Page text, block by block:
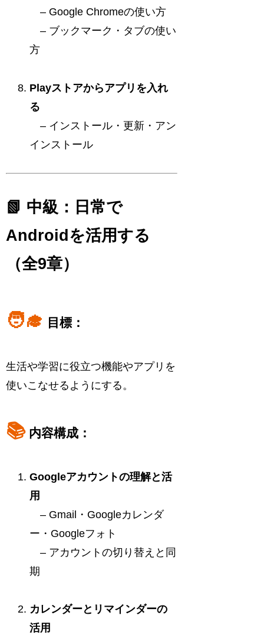
– Google Chromeの使い方
– ブックマーク・タブの使い
方
Playストアからアプリを入れ
る
– インストール・更新・アン
インストール
📗 中級：日常で
Androidを活用する
（全9章）
🧑‍🎓 目標：
生活や学習に役立つ機能やアプリを
使いこなせるようにする。
📚内容構成：
Googleアカウントの理解と活
用
– Gmail・Googleカレンダ
ー・Googleフォト
– アカウントの切り替えと同
期
カレンダーとリマインダーの
活用